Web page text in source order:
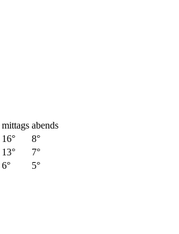
mittags abends
16°
8°
13°
7°
6°
5°